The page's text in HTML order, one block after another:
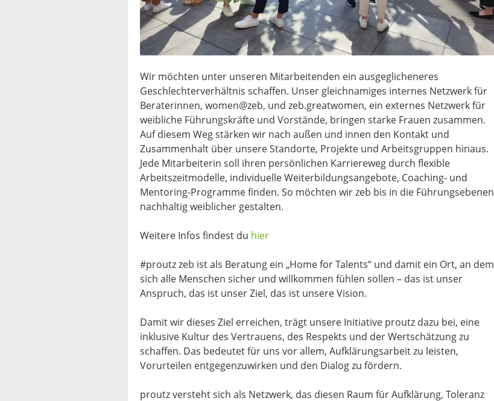
Wir möchten unter unseren Mitarbeitenden ein ausgeglicheneres
Geschlechterverhältnis schaffen. Unser gleichnamiges internes Netzwerk für
Beraterinnen, women@zeb, und zeb.greatwomen, ein externes Netzwerk für
weibliche Führungskräfte und Vorstände, bringen starke Frauen zusammen.
Auf diesem Weg stärken wir nach außen und innen den Kontakt und
Zusammenhalt über unsere Standorte, Projekte und Arbeitsgruppen hinaus.
Jede Mitarbeiterin soll ihren persönlichen Karriereweg durch flexible
Arbeitszeitmodelle, individuelle Weiterbildungsangebote, Coaching- und
Mentoring-Programme finden. So möchten wir zeb bis in die Führungsebenen
nachhaltig weiblicher gestalten.
Weitere Infos findest du hier
#proutz zeb ist als Beratung ein „Home for Talents“ und damit ein Ort, an dem
sich alle Menschen sicher und willkommen fühlen sollen – das ist unser
Anspruch, das ist unser Ziel, das ist unsere Vision.
Damit wir dieses Ziel erreichen, trägt unsere Initiative proutz dazu bei, eine
inklusive Kultur des Vertrauens, des Respekts und der Wertschätzung zu
schaffen. Das bedeutet für uns vor allem, Aufklärungsarbeit zu leisten,
Vorurteilen entgegenzuwirken und den Dialog zu fördern.
proutz versteht sich als Netzwerk, das diesen Raum für Aufklärung, Toleranz